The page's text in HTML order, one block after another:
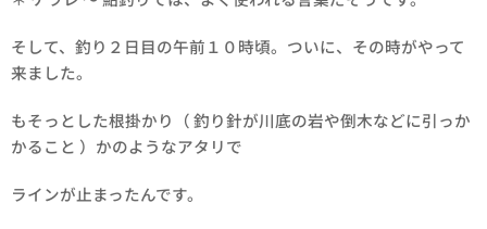
そして、釣り２日目の午前１０時頃。ついに、その時がやって
来ました。
もそっとした根掛かり（ 釣り針が川底の岩や倒木などに引っか
かること ）かのようなアタリで
ラインが止まったんです。